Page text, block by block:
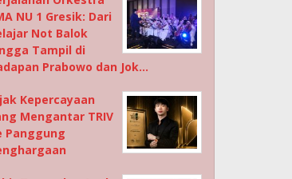
NU 1 Gresik: Dari
Not Balok
Tampil di
Prabowo dan Jok…
Kepercayaan
Mengantar TRIV
Panggung